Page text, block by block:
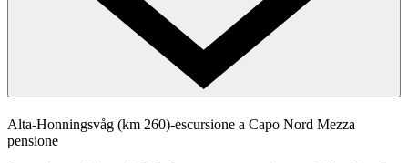
Alta-Honningsvåg (km 260)-escursione a Capo Nord Mezza
pensione